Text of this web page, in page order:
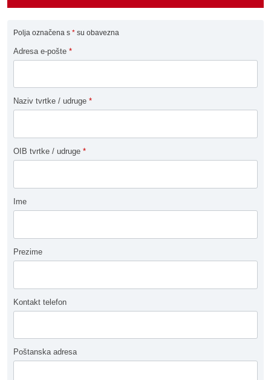
Polja označena s * su obavezna
Adresa e-pošte *
Naziv tvrtke / udruge *
OIB tvrtke / udruge *
Ime
Prezime
Kontakt telefon
Poštanska adresa